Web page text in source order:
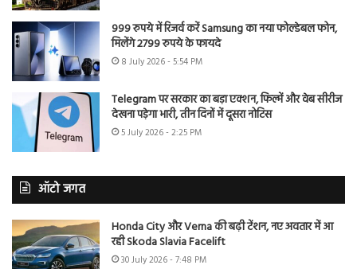
999 रुपये में रिजर्व करें Samsung का नया फोल्डेबल फोन,
मिलेंगे 2799 रुपये के फायदे
8 July 2026 - 5:54 PM
Telegram पर सरकार का बड़ा एक्शन, फिल्में और वेब सीरीज
देखना पड़ेगा भारी, तीन दिनों में दूसरा नोटिस
5 July 2026 - 2:25 PM
ऑटो जगत
Honda City और Verna की बढ़ी टेंशन, नए अवतार में आ
रही Skoda Slavia Facelift
30 July 2026 - 7:48 PM